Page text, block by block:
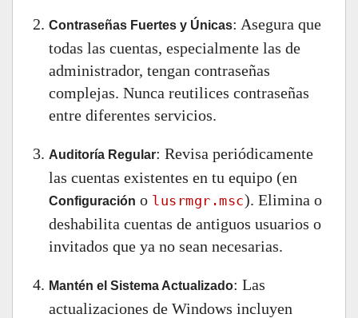
Contraseñas Fuertes y Únicas: Asegura que
todas las cuentas, especialmente las de
administrador, tengan contraseñas
complejas. Nunca reutilices contraseñas
entre diferentes servicios.
Auditoría Regular: Revisa periódicamente
las cuentas existentes en tu equipo (en
Configuración o lusrmgr.msc). Elimina o
deshabilita cuentas de antiguos usuarios o
invitados que ya no sean necesarias.
Mantén el Sistema Actualizado: Las
actualizaciones de Windows incluyen